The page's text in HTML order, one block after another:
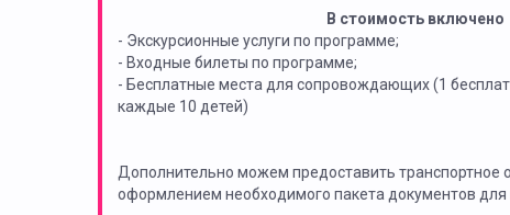
В стоимость включено
- Экскурсионные услуги по программе;
- Входные билеты по программе;
- Бесплатные места для сопровождающих (1
каждые 10 детей)
Дополнительно можем предоставить транспортное
оформлением необходимого пакета документов для